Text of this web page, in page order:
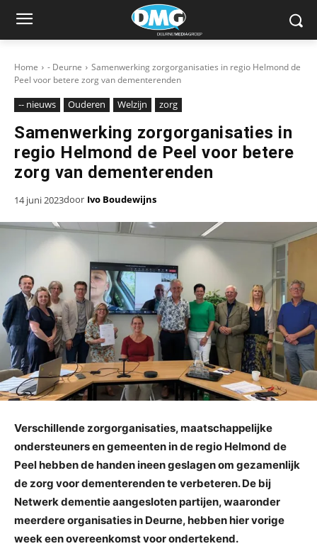
Home - Deurne
Samenwerking zorgorganisaties in regio Helmond de
Peel voor betere zorg van dementerenden
-- nieuws Ouderen Welzijn zorg
Samenwerking zorgorganisaties in
regio Helmond de Peel voor betere
zorg van dementerenden
14 juni 2023door Ivo Boudewijns
Verschillende zorgorganisaties, maatschappelijke
ondersteuners en gemeenten in de regio Helmond de
Peel hebben de handen ineen geslagen om gezamenlijk
de zorg voor dementerenden te verbeteren. De bij
Netwerk dementie aangesloten partijen, waaronder
meerdere organisaties in Deurne, hebben hier vorige
week een overeenkomst voor ondertekend.